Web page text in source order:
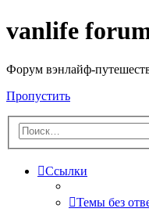
vanlife
Форум вэнлайф-
Пропустить
Ссылки
Темы без